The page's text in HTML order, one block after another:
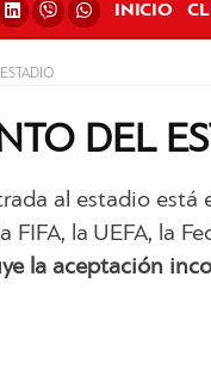
INICIO
DEL
al estadio
FIFA, la UEFA, la
la aceptación